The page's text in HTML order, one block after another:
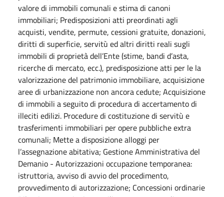
valore di immobili comunali e stima di canoni
immobiliari; Predisposizioni atti preordinati agli
acquisti, vendite, permute, cessioni gratuite, donazioni,
diritti di superficie, servitù ed altri diritti reali sugli
immobili di proprietà dell’Ente (stime, bandi d’asta,
ricerche di mercato, ecc.), predisposizione atti per le la
valorizzazione del patrimonio immobiliare, acquisizione
aree di urbanizzazione non ancora cedute; Acquisizione
di immobili a seguito di procedura di accertamento di
illeciti edilizi. Procedure di costituzione di servitù e
trasferimenti immobiliari per opere pubbliche extra
comunali; Mette a disposizione alloggi per
l’assegnazione abitativa; Gestione Amministrativa del
Demanio - Autorizzazioni occupazione temporanea:
istruttoria, avviso di avvio del procedimento,
provvedimento di autorizzazione; Concessioni ordinarie